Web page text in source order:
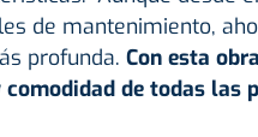
de mantenimiento,
profunda. Con esta
de todas las